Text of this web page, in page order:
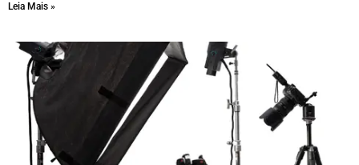
Leia Mais »